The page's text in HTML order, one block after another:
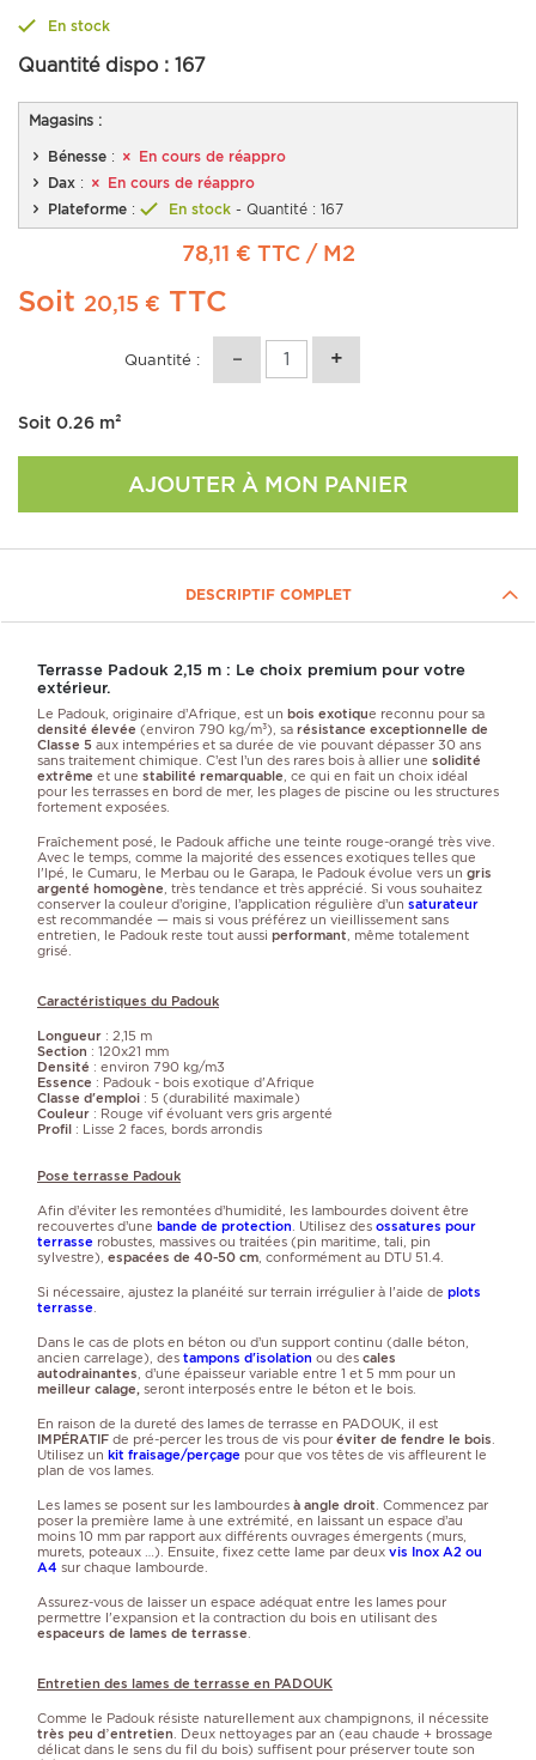
En stock
Quantité dispo : 167
Magasins :
Bénesse :
En cours de réappro
Dax :
En cours de réappro
Plateforme : En stock - Quantité : 167
78,11 € TTC / M2
Soit 20,15 € TTC
Quantité :
Soit 0.26 m²
AJOUTER À MON PANIER
DESCRIPTIF COMPLET
Terrasse Padouk 2,15 m : Le choix premium pour votre
extérieur.
Le Padouk, originaire d’Afrique, est un bois exotique reconnu pour sa
densité élevée (environ 790 kg/m³), sa résistance exceptionnelle de
Classe 5 aux intempéries et sa durée de vie pouvant dépasser 30 ans
sans traitement chimique. C’est l’un des rares bois à allier une solidité
extrême et une stabilité remarquable , ce qui en fait un choix idéal
pour les terrasses en bord de mer, les plages de piscine ou les structures
fortement exposées.
Fraîchement posé, le Padouk affiche une teinte rouge-orangé très vive.
Avec le temps, comme la majorité des essences exotiques telles que
l'Ipé, le Cumaru, le Merbau ou le Garapa, le Padouk évolue vers un gris
argenté homogène , très tendance et très apprécié. Si vous souhaitez
conserver la couleur d’origine, l’application régulière d’un saturateur
est recommandée — mais si vous préférez un vieillissement sans
entretien, le Padouk reste tout aussi performant , même totalement
grisé.
Caractéristiques du Padouk
Longueur : 2,15 m
Section : 120x21 mm
Densité : environ 790 kg/m3
Essence : Padouk - bois exotique d'Afrique
Classe d'emploi : 5 (durabilité maximale)
Couleur : Rouge vif évoluant vers gris argenté
Profil : Lisse 2 faces, bords arrondis
Pose terrasse Padouk
Afin d’éviter les remontées d’humidité, les lambourdes doivent être
recouvertes d’une bande de protection . Utilisez des ossatures pour
terrasse robustes, massives ou traitées (pin maritime, tali, pin
sylvestre), espacées de 40-50 cm , conformément au DTU 51.4.
Si nécessaire, ajustez la planéité sur terrain irrégulier à l'aide de plots
terrasse
Dans le cas de plots en béton ou d’un support continu (dalle béton,
ancien carrelage), des tampons d'isolation ou des cales
autodrainantes , d’une épaisseur variable entre 1 et 5 mm pour un
meilleur calage, seront interposés entre le béton et le bois.
En raison de la dureté des lames de terrasse en PADOUK, il est
IMPÉRATIF de pré-percer les trous de vis pour éviter de fendre le bois
Utilisez un kit fraisage/perçage pour que vos têtes de vis affleurent le
plan de vos lames.
Les lames se posent sur les lambourdes à angle droit . Commencez par
poser la première lame à une extrémité, en laissant un espace d’au
moins 10 mm par rapport aux différents ouvrages émergents (murs,
murets, poteaux …). Ensuite, fixez cette lame par deux vis Inox A2 ou
A4 sur chaque lambourde.
Assurez-vous de laisser un espace adéquat entre les lames pour
permettre l'expansion et la contraction du bois en utilisant des
espaceurs de lames de terrasse
Entretien des lames de terrasse en PADOUK
Comme le Padouk résiste naturellement aux champignons, il nécessite
très peu d’entretien . Deux nettoyages par an (eau chaude + brossage
délicat dans le sens du fil du bois) suffisent pour préserver toute son